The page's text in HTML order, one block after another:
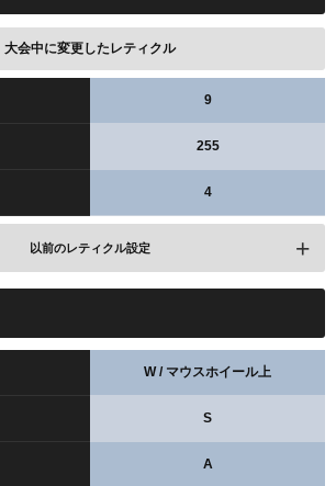
大会中に変更したレティクル
9
255
4
以前のレティクル設定
14
255
W / マウスホイール上
S
A